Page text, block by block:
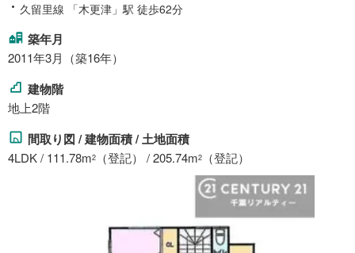
久留里線 「木更津」駅 徒歩62分
築年月
2011年3月（築16年）
建物階
地上2階
間取り図 / 建物面積 / 土地面積
4LDK / 111.78m2 （登記） / 205.74m2 （登記）